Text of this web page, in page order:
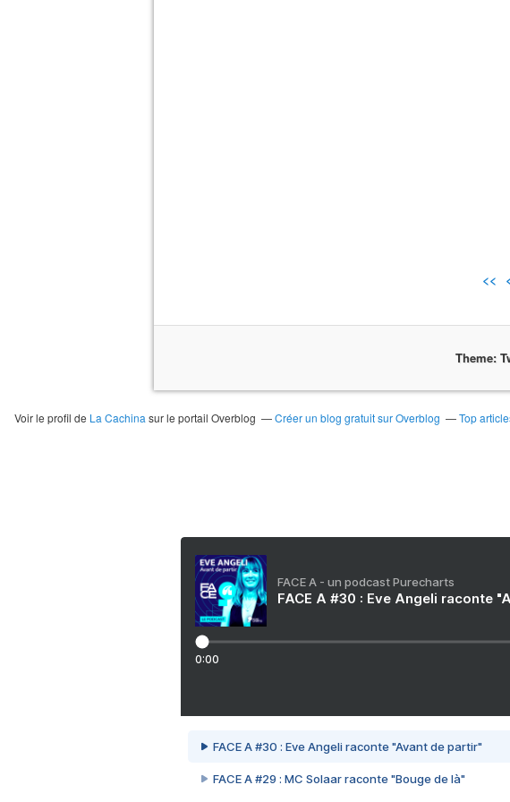
<<
Theme:
Voir le profil de La Cachina sur le portail Overblog Créer un blog gratuit sur Overblog Top
FACE A - un podcast Purecharts
FACE A #30 : Eve Angeli raconte
0:00
FACE A #30 : Eve Angeli raconte "Avant de partir"
FACE A #29 : MC Solaar raconte "Bouge de là"